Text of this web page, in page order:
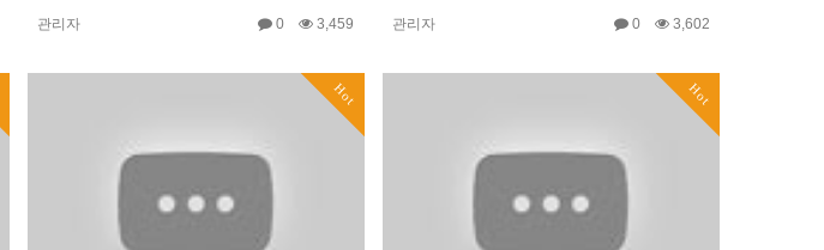
관리자 0 3,459 관리자 0 3,602
Hot Hot